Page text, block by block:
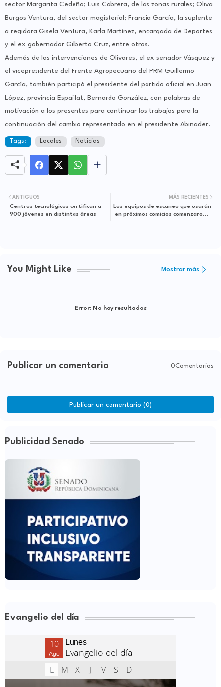
sector Margarita Cedeño; Luis Cabrera, de las zonas rurales; Oliva
Burgos Ventura, del sector magisterial; Francia García, la suplente
a regidora Gisela Ventura, Karla Martínez, encargada de Deportes
y el ex gobernador Gilberto Cruz, entre otros.
Además de las intervenciones de Olivares, el ex senador Vásquez y
el vicepresidente del Frente Agropecuario del PRM Guillermo
García, también participó el presidente del partido oficial en Juan
López, provincia Espaillat, Bernardo González, con palabras de
motivación a los presentes para continuar los trabajos para la
continuación del cambio representado en el presidente Abinader.
Tags: Locales Noticias
MÁS RECIENTES
Los equipos de escaneo que usarán
en próximos comicios comenzaron a
ANTIGUOS
Centros tecnológicos certifican a
900 jóvenes en distintas áreas
You Might Like Mostrar más
Error:No hay resultados
Publicar un comentario 0Comentarios
Publicar un comentario (0)
Publicidad Senado
Evangelio del día